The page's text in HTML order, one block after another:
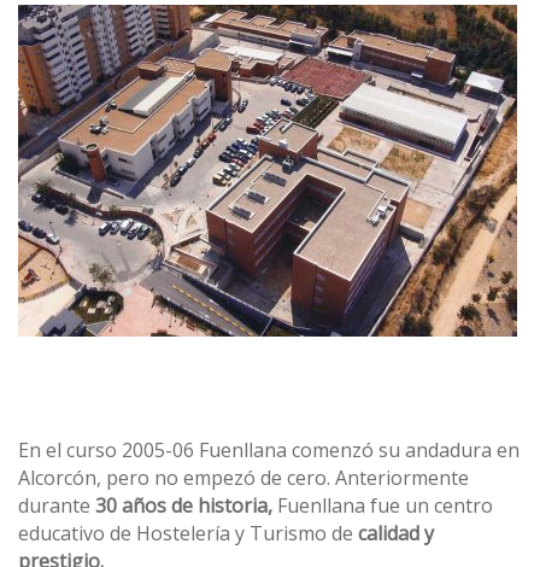
En el curso 2005-06 Fuenllana comenzó su andadura en
Alcorcón, pero no empezó de cero. Anteriormente
durante 30 años de historia, Fuenllana fue un centro
educativo de Hostelería y Turismo de calidad y
prestigio.